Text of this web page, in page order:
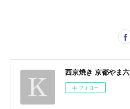
西京焼き 京都やま六
フォロー